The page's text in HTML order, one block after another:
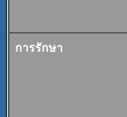
การรักษา